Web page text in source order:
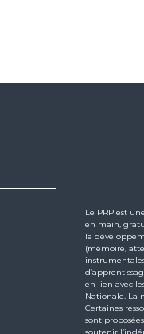
Le PRP est
en main,
le
(mémoire,
en lien avec
Nationale. La
Certaines
sont